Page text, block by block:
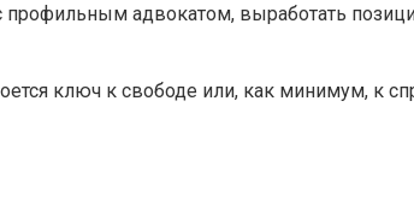
адвокатом, выработать
ключ к свободе или, как минимум, к